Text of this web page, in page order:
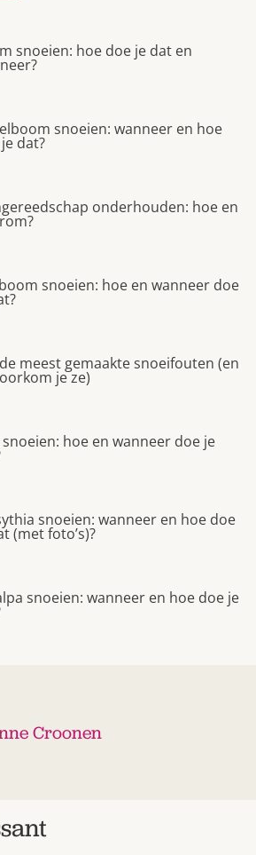
snoeien: hoe doe je dat en
snoeien: wanneer en hoe
dat?
onderhouden: hoe en
snoeien: hoe en wanneer doe
meest gemaakte snoeifouten (en
je ze)
snoeien: hoe en wanneer doe je
snoeien: wanneer en hoe doe
(met foto’s)?
snoeien: wanneer en hoe doe je
Croonen